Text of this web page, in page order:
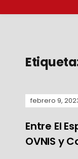
febrero 9,
Entre El
OVNIS y